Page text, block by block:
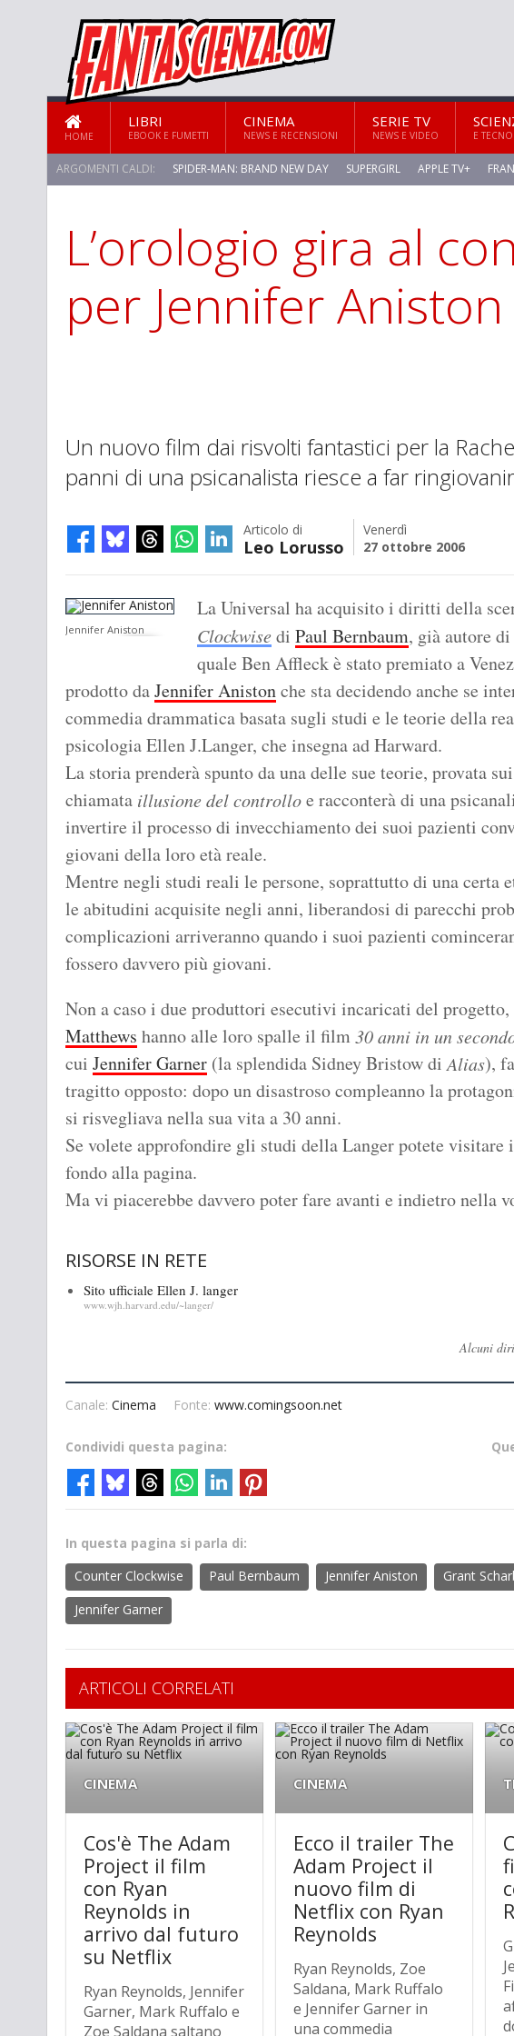
HOME
LIBRI
EBOOK E FUMETTI
CINEMA
NEWS E RECENSIONI
SERIE TV
NEWS E VIDEO E
ARGOMENTI CALDI: SPIDER-MAN: BRAND NEW DAY SUPERGIRL APPLE TV+
STAR TREK: STRANGE NEW WORLDS
L’orologio gira al
per Jennifer Aniston
Un nuovo film dai risvolti fantastici per la
panni di una psicanalista riesce a far
Articolo di
Leo Lorusso
Venerdì
27 ottobre 2006
Jennifer Aniston
La Universal ha acquisito i diritti della
Clockwise di Paul Bernbaum, già autore di
quale Ben Affleck è stato premiato a
prodotto daJennifer Anistonche sta decidendo anche se
commedia drammatica basata sugli studi e le teorie della
psicologia Ellen J.Langer, che insegna ad Harward.
La storia prenderà spunto da una delle sue teorie, provata
chiamata illusione del controlloe racconterà di una
invertire il processo di invecchiamento dei suoi pazienti
giovani della loro età reale.
Mentre negli studi reali le persone, soprattutto di una certa
le abitudini acquisite negli anni, liberandosi di parecchi
complicazioni arriveranno quando i suoi pazienti
fossero davvero più giovani.
Non a caso i due produttori esecutivi incaricati del progetto,
Matthews hanno alle loro spalle il film30 anni in un
cui Jennifer Garner (la splendida Sidney Bristow di Alias),
tragitto opposto: dopo un disastroso compleanno la
si risvegliava nella sua vita a 30 anni.
Se volete approfondire gli studi della Langer potete
fondo alla pagina.
Ma vi piacerebbe davvero poter fare avanti e indietro nella
RISORSE IN RETE
Sito ufficiale Ellen J. langer
www.wjh.harvard.edu/~langer/
Alcuni
Canale: Cinema Fonte: www.comingsoon.net
Condividi questa pagina:
In questa pagina si parla di:
Counter Clockwise
Paul Bernbaum Jennifer Aniston Grant
Jennifer Garner
ARTICOLI CORRELATI
CINEMA
Cos'è The Adam
Project il film
con Ryan
Reynolds in
arrivo dal futuro
su Netflix
Ryan Reynolds, Jennifer
Garner, Mark Ruffalo e
Zoe Saldana saltano
CINEMA
Ecco il trailer The
Adam Project il
nuovo film di
Netflix con Ryan
Reynolds
Ryan Reynolds, Zoe
Saldana, Mark Ruffalo
e Jennifer Garner in
una commedia